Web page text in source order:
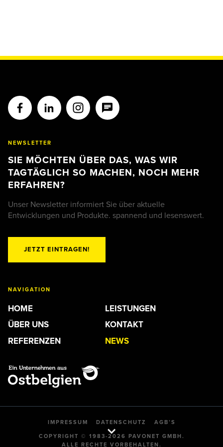
NEWSLETTER
SIE MÖCHTEN ÜBER DAS, WAS WIR
TAGTÄGLICH SO MACHEN, NOCH MEHR
ERFAHREN?
Unser Newsletter informiert Sie über aktuelle
Entwicklungen und Produkte. spannend und lesenswert.
JETZT EINTRAGEN!
NAVIGATION
HOME
ÜBER UNS
REFERENZEN
LEISTUNGEN
KONTAKT
NEWS
IMPRESSUM DATENSCHUTZ
AGB’S
COPYRIGHT © 1983-2026 PAVONET GMBH.
ALLE RECHTE VORBEHALTEN.